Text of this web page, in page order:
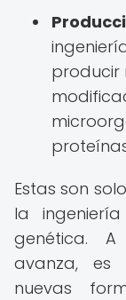
producir
Estas son
la
genética.
avanza, es
nuevas